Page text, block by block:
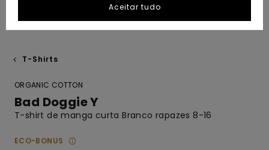
T-Shirts
ORGANIC COTTON
Bad Doggie Y
T-shirt de manga curta Branco rapazes 8-16
ECO-BONUS
Aceitar tudo